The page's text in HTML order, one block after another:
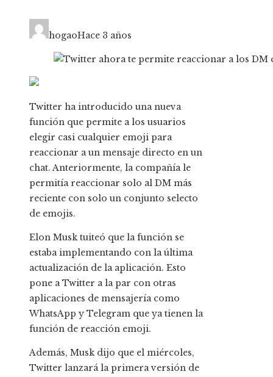
hogaoHace 3 años
Twitter ha introducido una nueva
función que permite a los usuarios
elegir casi cualquier emoji para
reaccionar a un mensaje directo en un
chat. Anteriormente, la compañía le
permitía reaccionar solo al DM más
reciente con solo un conjunto selecto
de emojis.
Elon Musk tuiteó que la función se
estaba implementando con la última
actualización de la aplicación. Esto
pone a Twitter a la par con otras
aplicaciones de mensajería como
WhatsApp y Telegram que ya tienen la
función de reacción emoji.
Además, Musk dijo que el miércoles,
Twitter lanzará la primera versión de